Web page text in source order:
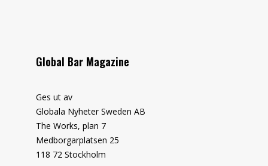
Global Bar Magazine
Ges ut av
Globala Nyheter Sweden AB
The Works, plan 7
Medborgarplatsen 25
118 72 Stockholm